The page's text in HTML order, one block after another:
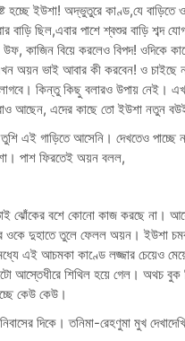
হচ্ছে ইউশা! অদ্ভুতুরে কাণ্ড,যে
ছিল,এবার পাশে শ্বশুর বাড়ি শব্দ
কাজিন বিয়ে করলেও বিপদ! ওদিকে
অয়ন ভাই আবার কী করবেন! ও
কিন্তু কিছু বলারও উপায় নেই।
আছেন, এদের কাছে তো ইউশা নতুন
এই গাড়িতে আসেনি। দেখতেও পাচ্ছে
পাশ ফিরতেই অয়ন বলল,
ঝোঁকের বশে কোনো কাজ করছে না।
ওকে দুহাতে তুলে ফেলল অয়ন। ইউশা
মধ্যে এই আচমকা কাণ্ডে লজ্জার চেয়েও
আস্তেধীরে শিথিল হয়ে গেল। অথচ বুক
কেউ কেউ।
দিকে। তনিমা-রেহণুমা মুখ